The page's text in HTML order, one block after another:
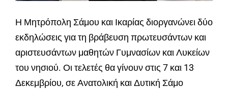
Η Μητρόπολη Σάμου και Ικαρίας διοργανώνει δύο
εκδηλώσεις για τη βράβευση πρωτευσάντων και
αριστευσάντων μαθητών Γυμνασίων και Λυκείων
του νησιού. Οι τελετές θα γίνουν στις 7 και 13
Δεκεμβρίου, σε Ανατολική και Δυτική Σάμο